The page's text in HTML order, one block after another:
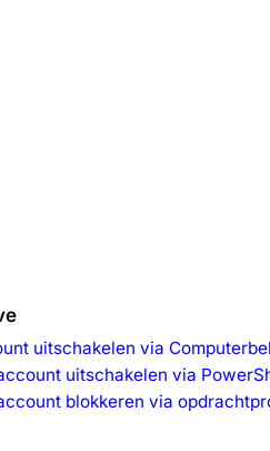
uitschakelen via
uitschakelen via
blokkeren via